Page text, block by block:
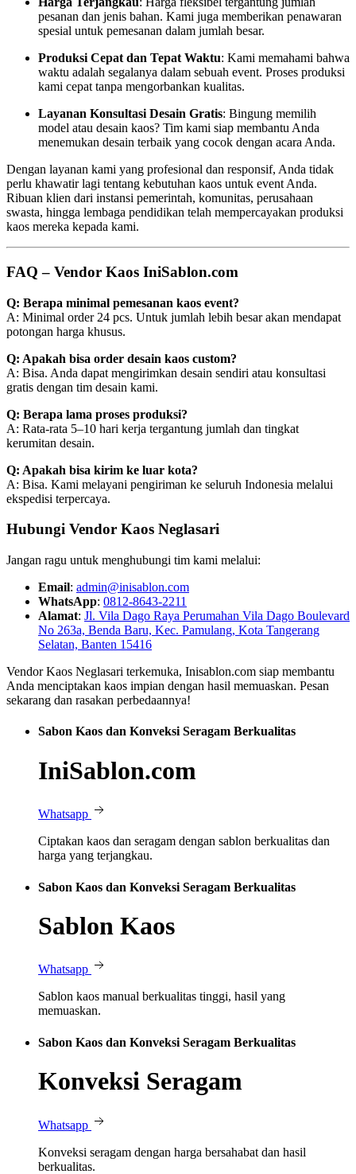
pesanan dan jenis bahan. Kami juga memberikan penawaran
spesial untuk pemesanan dalam jumlah besar.
Produksi Cepat dan Tepat Waktu: Kami memahami bahwa
waktu adalah segalanya dalam sebuah event. Proses produksi
kami cepat tanpa mengorbankan kualitas.
Layanan Konsultasi Desain Gratis: Bingung memilih
model atau desain kaos? Tim kami siap membantu Anda
menemukan desain terbaik yang cocok dengan acara Anda.
Dengan layanan kami yang profesional dan responsif, Anda tidak
perlu khawatir lagi tentang kebutuhan kaos untuk event Anda.
Ribuan klien dari instansi pemerintah, komunitas, perusahaan
swasta, hingga lembaga pendidikan telah mempercayakan produksi
kaos mereka kepada kami.
FAQ – Vendor Kaos IniSablon.com
Q: Berapa minimal pemesanan kaos event?
A: Minimal order 24 pcs. Untuk jumlah lebih besar akan mendapat
potongan harga khusus.
Q: Apakah bisa order desain kaos custom?
A: Bisa. Anda dapat mengirimkan desain sendiri atau konsultasi
gratis dengan tim desain kami.
Q: Berapa lama proses produksi?
A: Rata-rata 5–10 hari kerja tergantung jumlah dan tingkat
kerumitan desain.
Q: Apakah bisa kirim ke luar kota?
A: Bisa. Kami melayani pengiriman ke seluruh Indonesia melalui
ekspedisi terpercaya.
Hubungi Vendor Kaos Neglasari
Jangan ragu untuk menghubungi tim kami melalui:
Email: admin@inisablon.com
WhatsApp: 0812-8643-2211
Alamat: Jl. Vila Dago Raya Perumahan Vila Dago Boulevard
No 263a, Benda Baru, Kec. Pamulang, Kota Tangerang
Selatan, Banten 15416
Vendor Kaos Neglasari terkemuka, Inisablon.com siap membantu
Anda menciptakan kaos impian dengan hasil memuaskan. Pesan
sekarang dan rasakan perbedaannya!
Sabon Kaos dan Konveksi Seragam Berkualitas
IniSablon.com
Whatsapp
Ciptakan kaos dan seragam dengan sablon berkualitas dan
harga yang terjangkau.
Sabon Kaos dan Konveksi Seragam Berkualitas
Sablon Kaos
Whatsapp
Sablon kaos manual berkualitas tinggi, hasil yang
memuaskan.
Sabon Kaos dan Konveksi Seragam Berkualitas
Konveksi Seragam
Whatsapp
Konveksi seragam dengan harga bersahabat dan hasil
berkualitas.